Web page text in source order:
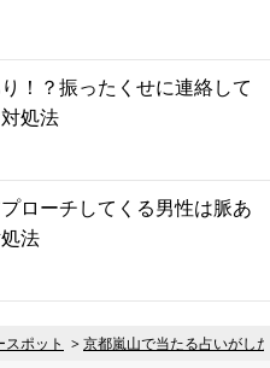
！？振ったくせに連絡して
処法
ローチしてくる男性は脈あ
法
ポット 京都嵐山で当たる占いがし